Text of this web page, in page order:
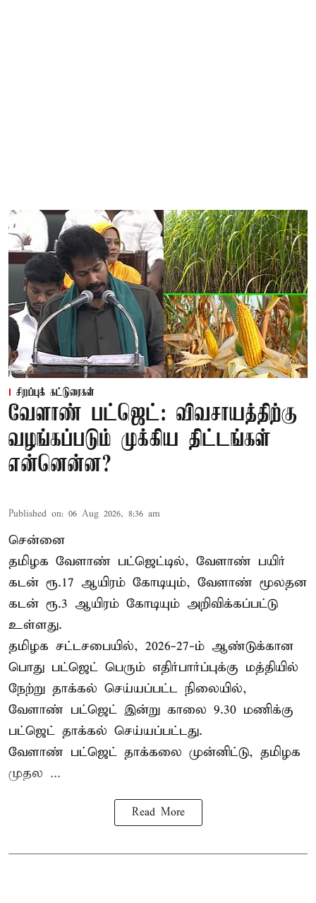
சிறப்புக் கட்டுரைகள்
வேளாண் பட்ஜெட்: விவசாயத்திற்கு
வழங்கப்படும் முக்கிய திட்டங்கள்
என்னென்ன?
Published on: 06 Aug 2026, 8:36 am
சென்னை
தமிழக வேளாண் பட்ஜெட்டில், வேளாண் பயிர்
கடன் ரூ.17 ஆயிரம் கோடியும், வேளாண் மூலதன
கடன் ரூ.3 ஆயிரம் கோடியும் அறிவிக்கப்பட்டு
உள்ளது.
தமிழக சட்டசபையில், 2026-27-ம் ஆண்டுக்கான
பொது பட்ஜெட் பெரும் எதிர்பார்ப்புக்கு மத்தியில்
நேற்று தாக்கல் செய்யப்பட்ட நிலையில்,
வேளாண் பட்ஜெட் இன்று காலை 9.30 மணிக்கு
பட்ஜெட் தாக்கல் செய்யப்பட்டது.
வேளாண் பட்ஜெட் தாக்கலை முன்னிட்டு, தமிழக
முதல ...
Read More